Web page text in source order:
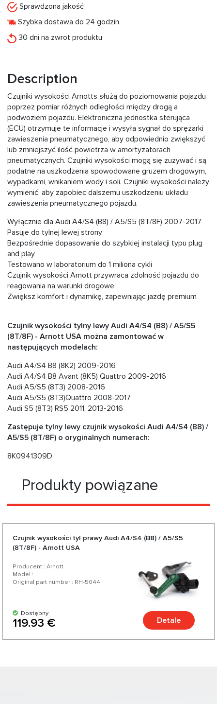
Sprawdzona jakość
Szybka dostawa do 24 godzin
30 dni na zwrot produktu
Description
Czujniki wysokości Arnotts służą do poziomowania pojazdu
poprzez pomiar różnych odległości między drogą a
podwoziem pojazdu. Elektroniczna jednostka sterująca
(ECU) otrzymuje te informacje i wysyła sygnał do sprężarki
zawieszenia pneumatycznego, aby odpowiednio zwiększyć
lub zmniejszyć ilość powietrza w amortyzatorach
pneumatycznych. Czujniki wysokości mogą się zużywać i są
podatne na uszkodzenia spowodowane gruzem drogowym,
wypadkami, wnikaniem wody i soli. Czujniki wysokości należy
wymienić, aby zapobiec dalszemu uszkodzeniu układu
zawieszenia pneumatycznego pojazdu.
Wyłącznie dla Audi A4/S4 (B8) / A5/S5 (8T/8F) 2007-2017
Pasuje do tylnej lewej strony
Bezpośrednie dopasowanie do szybkiej instalacji typu plug
and play
Testowano w laboratorium do 1 miliona cykli
Czujnik wysokości Arnott przywraca zdolność pojazdu do
reagowania na warunki drogowe
Zwiększ komfort i dynamikę, zapewniając jazdę premium
Czujnik wysokości tylny lewy Audi A4/S4 (B8) / A5/S5
(8T/8F) - Arnott USA można zamontować w
następujących modelach:
Audi A4/S4 B8 (8K2) 2009-2016
Audi A4/S4 B8 Avant (8K5) Quattro 2009-2016
Audi A5/S5 (8T3) 2008-2016
Audi A5/S5 (8T3)Quattro 2008-2017
Audi S5 (8T3) RS5 2011, 2013-2016
Zastępuje tylny lewy czujnik wysokości Audi A4/S4 (B8) /
A5/S5 (8T/8F) o oryginalnych numerach:
8K0941309D
Produkty powiązane
Czujnik wysokości tyl prawy Audi A4/S4 (B8) / A5/S5
(8T/8F) - Arnott USA
Producent : Arnott
Model :
Original part number : RH-5044
Dostępny
119.93 € Detale